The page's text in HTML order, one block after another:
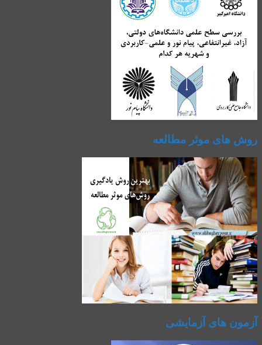
روش های موثر مطالعه
آزمون های آزمایشی